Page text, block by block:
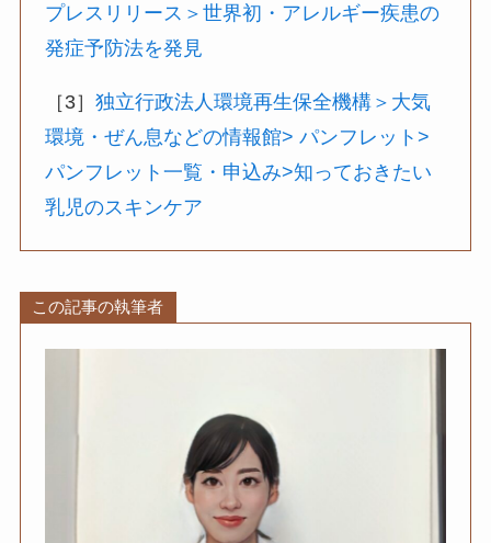
プレスリリース＞世界初・アレルギー疾患の
発症予防法を発見
［3］独立行政法人環境再生保全機構＞大気
環境・ぜん息などの情報館> パンフレット>
パンフレット一覧・申込み>知っておきたい
乳児のスキンケア
この記事の執筆者